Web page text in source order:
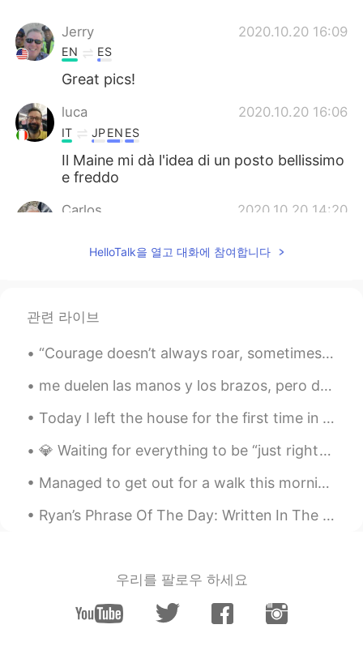
Jerry 2020.10.20 16:09
EN ES
Great pics!
luca 2020.10.20 16:06
IT JPEN ES
Il Maine mi dà l'idea di un posto bellissimo
e freddo
Carlos 2020.10.20 14:20
Muy lindo lugar! Hermosas fotos!
ES EN
ES EN
Hermosas fotografías!!! Gracias por
ES EN
Unaño pasado exactamente, estaba
caminando en la playa en Maine, con
tranquilidad, poc
gente, aves y mis
HelloTalk을 열고 대화에 참여합니다
관련 라이브
“Courage doesn’t always roar, sometimes it’s the quiet voice at the end of the day whispering ‘I ...
me duelen las manos y los brazos, pero dejar de fumar no es una opción manos - hands brazos - a...
Today I left the house for the first time in a month, I seemed to have forgotten what the outside...
💎 Waiting for everything to be “just right” is an ineffective strategy to move closer to your dr...
Managed to get out for a walk this morning before the rain. Love our countryside! What I'm not l...
Ryan’s Phrase Of The Day: Written In The Stars Meaning: Fate/destiny Example (1): “My Grandad ...
우리를 팔로우 하세요